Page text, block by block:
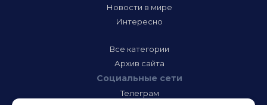
Новости в мире
Интересно
Все категории
Архив сайта
Социальные сети
Телеграм